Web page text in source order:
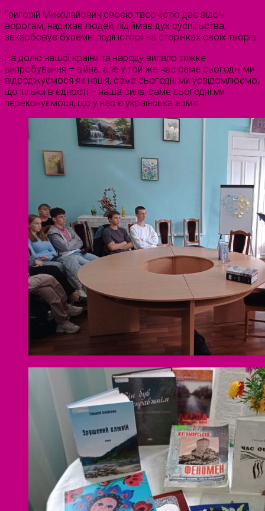
Григорій Миколайович своєю творчістю дає відсіч
ворогам, надихає людей, підіймає дух суспільства,
закарбовує буремні події історії на сторінках своїх творів.
На долю нашої країни та народу випало тяжке
випробування – війна, але у той же час саме сьогодні ми
відроджуємося як нація, саме сьогодні ми усвідомлюємо,
що тільки в єдності – наша сила, саме сьогодні ми
переконуємося, що у нас є українська армія.